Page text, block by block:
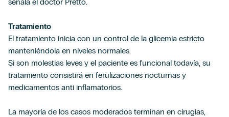
Tratamiento
El tratamiento inicia con un control de la glicemia estricto
manteniéndola en niveles normales.
Si son molestias leves y el paciente es funcional todavía, su
tratamiento consistirá en ferulizaciones nocturnas y
medicamentos anti inflamatorios.
La mayoría de los casos moderados terminan en cirugías,